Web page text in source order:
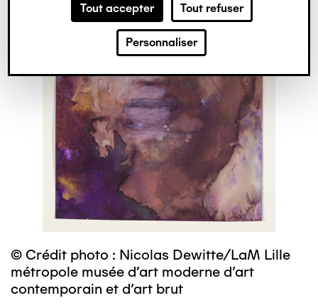
Tout accepter Tout refuser
Personnaliser
© Crédit photo : Nicolas Dewitte/LaM Lille
métropole musée d’art moderne d’art
contemporain et d’art brut